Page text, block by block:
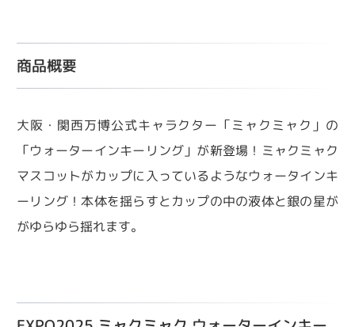
商品概要
大阪・関西万博公式キャラクター「ミャクミャク」の
「ウォーターインキーリング」が新登場！ミャクミャク
マスコットがカップに入っているようなウォータインキ
ーリング！本体を揺らすとカップの中の液体と銀の星が
がゆらゆら揺れます。